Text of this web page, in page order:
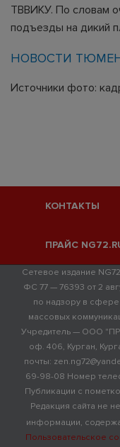
ТВВИКУ. По словам
подъезды на дикий
НОВОСТИ
Источники фото:
КОНТАКТЫ
ПРАЙС
Сетевое издание
ФС 77 — 76393 от 2
по надзору в
массовых
Учредитель — ООО
оф. 406, Курган,
почты:
69-98-08 Номер
Публикации с
Редакция сайта не
информации,
Пользовательское